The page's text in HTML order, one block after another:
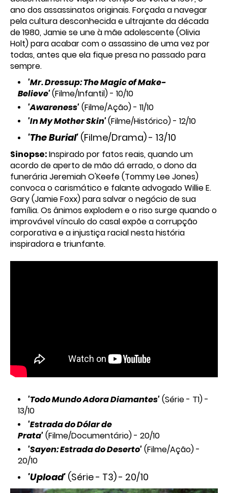
ano dos assassinatos originais. Forçada a navegar
pela cultura desconhecida e ultrajante da década
de 1980, Jamie se une à mãe adolescente (Olivia
Holt) para acabar com o assassino de uma vez por
todas, antes que ela fique presa no passado para
sempre.
'Mr. Dressup: The Magic of Make-
Believe'(Filme/Infantil) - 10/10
'Awareness'(Filme/Ação) - 11/10
'In My Mother Skin'(Filme/Histórico) - 12/10
'The Burial' (Filme/Drama) - 13/10
Sinopse:Inspirado por fatos reais, quando um
acordo de aperto de mão dá errado, o dono da
funerária Jeremiah O'Keefe (Tommy Lee Jones)
convoca o carismático e falante advogado Willie E.
Gary (Jamie Foxx) para salvar o negócio de sua
família. Os ânimos explodem e o riso surge quando o
improvável vínculo do casal expõe a corrupção
corporativa e a injustiça racial nesta história
inspiradora e triunfante.
'Todo Mundo Adora Diamantes'(Série - T1) -
13/10
'Estrada do Dólar de
Prata'(Filme/Documentário) - 20/10
'Sayen: Estrada do Deserto'(Filme/Ação) -
20/10
'Upload' (Série - T3) - 20/10